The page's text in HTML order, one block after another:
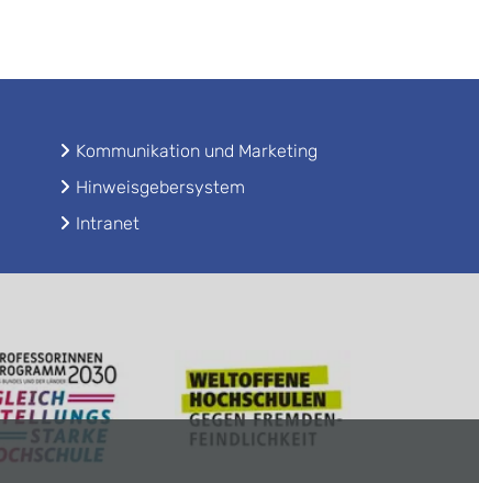
Kommunikation und Marketing
Hinweisgebersystem
Intranet